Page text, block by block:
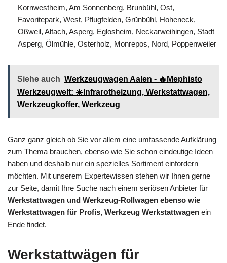
Kornwestheim, Am Sonnenberg, Brunbühl, Ost,
Favoritepark, West, Pflugfelden, Grünbühl, Hoheneck,
Oßweil, Altach, Asperg, Eglosheim, Neckarweihingen, Stadt
Asperg, Ölmühle, Osterholz, Monrepos, Nord, Poppenweiler
Siehe auch Werkzeugwagen Aalen - 🔥Mephisto
Werkzeugwelt: ☀️Infrarotheizung, Werkstattwagen,
Werkzeugkoffer, Werkzeug
Ganz ganz gleich ob Sie vor allem eine umfassende Aufklärung
zum Thema brauchen, ebenso wie Sie schon eindeutige Ideen
haben und deshalb nur ein spezielles Sortiment einfordern
möchten. Mit unserem Expertewissen stehen wir Ihnen gerne
zur Seite, damit Ihre Suche nach einem seriösen Anbieter für
Werkstattwagen und Werkzeug-Rollwagen ebenso wie
Werkstattwagen für Profis, Werkzeug Werkstattwagen ein
Ende findet.
Werkstattwägen für